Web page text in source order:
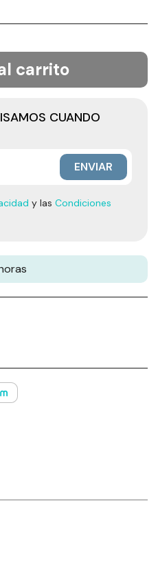
carrito
CUANDO
ENVIAR
y las Condiciones
de comparación: 0 / 4